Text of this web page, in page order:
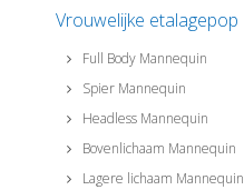
Vrouwelijke etalagepop
Full Body Mannequin
Spier Mannequin
Headless Mannequin
Bovenlichaam Mannequin
Lagere lichaam Mannequin